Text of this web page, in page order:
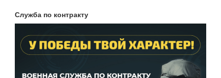
Служба по контракту